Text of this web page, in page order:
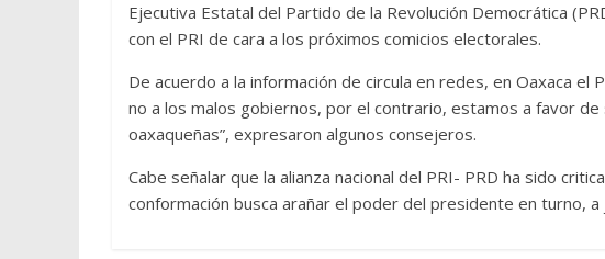
Ejecutiva Estatal del Partido de la Revolución Democrática
con el PRI de cara a los próximos comicios electorales.
De acuerdo a la información de circula en redes, en Oaxaca el
no a los malos gobiernos, por el contrario, estamos a favor
oaxaqueñas”, expresaron algunos consejeros.
Cabe señalar que la alianza nacional del PRI- PRD ha sido
conformación busca arañar el poder del presidente en turno, a